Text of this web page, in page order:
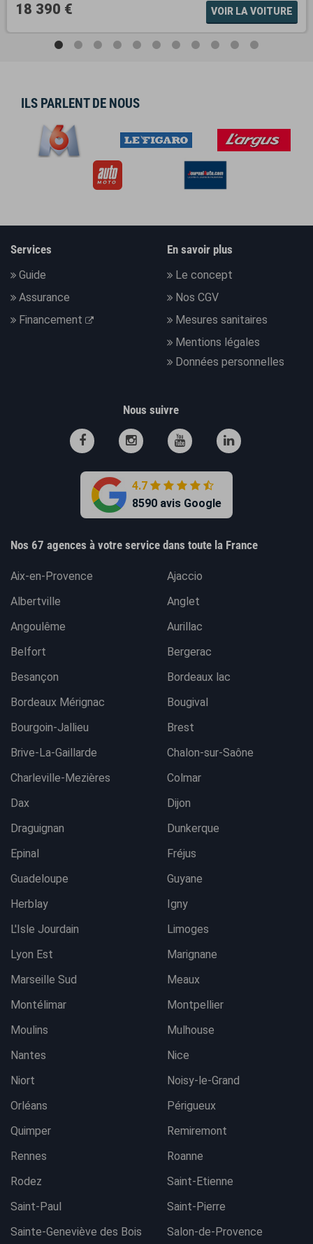
18 390 € VOIR LA VOITURE
ILS PARLENT DE NOUS
Services
Guide
Assurance
Financement
En savoir plus
Le concept
Nos CGV
Mesures sanitaires
Mentions légales
Données personnelles
Nous suivre
4.7
8590 avis Google
Nos 67 agences à votre service dans toute la France
Aix-en-Provence
Ajaccio
Albertville
Anglet
Angoulême
Aurillac
Belfort
Bergerac
Besançon
Bordeaux lac
Bordeaux Mérignac
Bougival
Bourgoin-Jallieu
Brest
Brive-La-Gaillarde
Chalon-sur-Saône
Charleville-Mezières
Colmar
Dax
Dijon
Draguignan
Dunkerque
Epinal
Fréjus
Guadeloupe
Guyane
Herblay
Igny
L'Isle Jourdain
Limoges
Lyon Est
Marignane
Marseille Sud
Meaux
Montélimar
Montpellier
Moulins
Mulhouse
Nantes
Nice
Niort
Noisy-le-Grand
Orléans
Périgueux
Quimper
Remiremont
Rennes
Roanne
Rodez
Saint-Etienne
Saint-Paul
Saint-Pierre
Sainte-Geneviève des Bois
Salon-de-Provence